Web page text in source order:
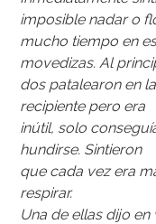
imposible nadar o
mucho tiempo en
movedizas. Al
dos patalearon en
recipiente pero era
inútil, solo
hundirse. Sintieron
que cada vez era
respirar.
Una de ellas dijo en